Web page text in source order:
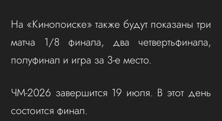
На «Кинопоиске» также будут показаны три
матча 1/8 финала, два четвертьфинала,
полуфинал и игра за 3-е место.
ЧМ-2026 завершится 19 июля. В этот день
состоится финал.